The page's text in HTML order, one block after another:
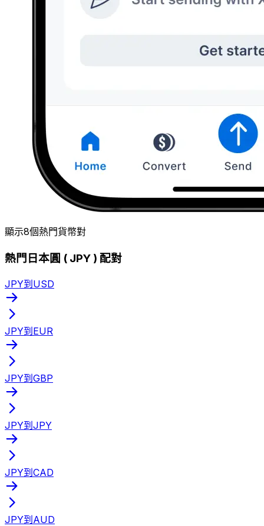
顯示8個熱門貨幣對
熱門日本圓 ( JPY ) 配對
JPY到USD
JPY到EUR
JPY到GBP
JPY到JPY
JPY到CAD
JPY到AUD